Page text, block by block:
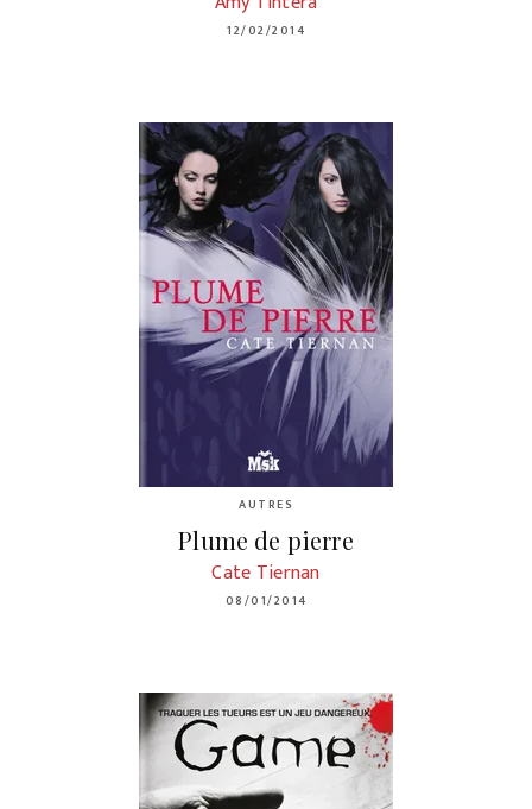
12/02/2014
AUTRES
Plume de pierre
Cate Tiernan
08/01/2014